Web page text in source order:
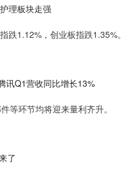
理板块走强
跌1.12%，创业板指跌1.35%。
讯Q1营收同比增长13%
等环节均将迎来量利齐升。
了